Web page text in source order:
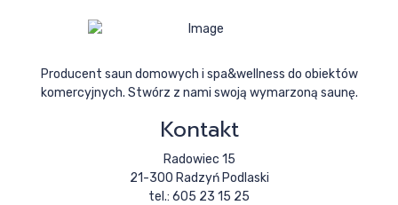
Producent saun domowych i spa&wellness do obiektów
komercyjnych. Stwórz z nami swoją wymarzoną saunę.
Kontakt
Radowiec 15
21-300 Radzyń Podlaski
tel.: 605 23 15 25